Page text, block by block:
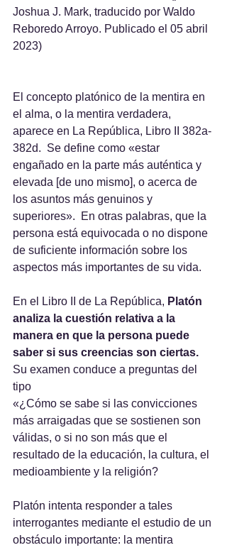
Joshua J. Mark, traducido por Waldo
Reboredo Arroyo. Publicado el 05 abril
2023)
El concepto platónico de la mentira en
el alma, o la mentira verdadera,
aparece en La República, Libro II 382a-
382d.  Se define como «estar
engañado en la parte más auténtica y
elevada [de uno mismo], o acerca de
los asuntos más genuinos y
superiores».  En otras palabras, que la
persona está equivocada o no dispone
de suficiente información sobre los
aspectos más importantes de su vida.
En el Libro II de La República, Platón
analiza la cuestión relativa a la
manera en que la persona puede
saber si sus creencias son ciertas.
Su examen conduce a preguntas del
tipo
«¿Cómo se sabe si las convicciones
más arraigadas que se sostienen son
válidas, o si no son más que el
resultado de la educación, la cultura, el
medioambiente y la religión?
Platón intenta responder a tales
interrogantes mediante el estudio de un
obstáculo importante: la mentira